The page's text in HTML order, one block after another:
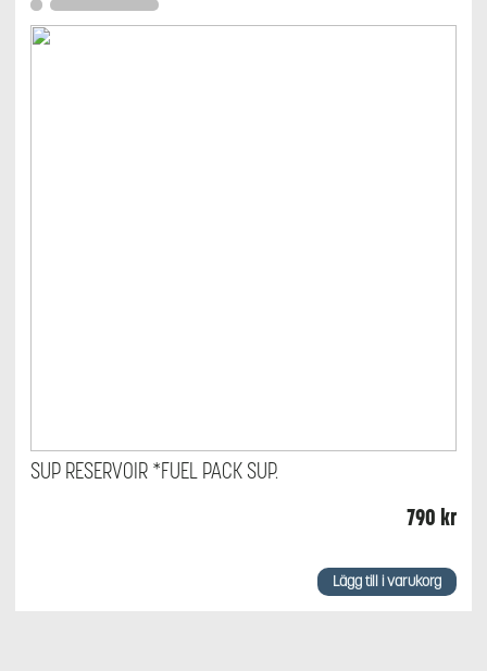
SUP RESERVOIR *FUEL PACK SUP.
790 kr
Lägg till i varukorg